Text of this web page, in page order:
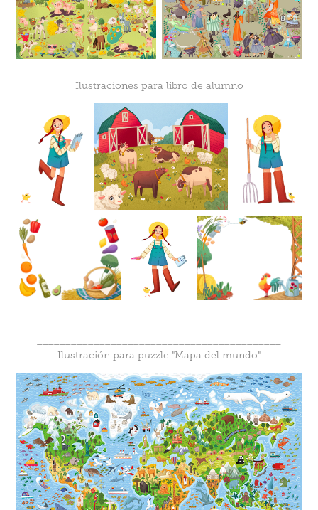
Ilustraciones para libro de alumno
Ilustración para puzzle "Mapa del mundo"